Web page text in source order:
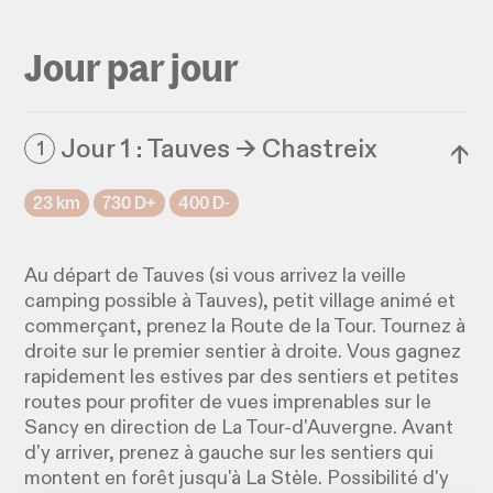
Jour par jour
1 Jour 1 : Tauves → Chastreix ↓
23 km 730 D+ 400 D-
Au départ de Tauves (si vous arrivez la veille
camping possible à Tauves), petit village animé et
commerçant, prenez la Route de la Tour. Tournez à
droite sur le premier sentier à droite. Vous gagnez
rapidement les estives par des sentiers et petites
routes pour profiter de vues imprenables sur le
Sancy en direction de La Tour-d'Auvergne. Avant
d'y arriver, prenez à gauche sur les sentiers qui
montent en forêt jusqu'à La Stèle. Possibilité d'y